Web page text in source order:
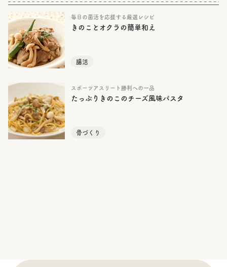
毎日の菌活を応援する厳選レシピ
きのことオクラの簡単和え
腸活
スポーツアスリート勝利への一品
たっぷりきのこのチーズ風味パスタ
骨づくり